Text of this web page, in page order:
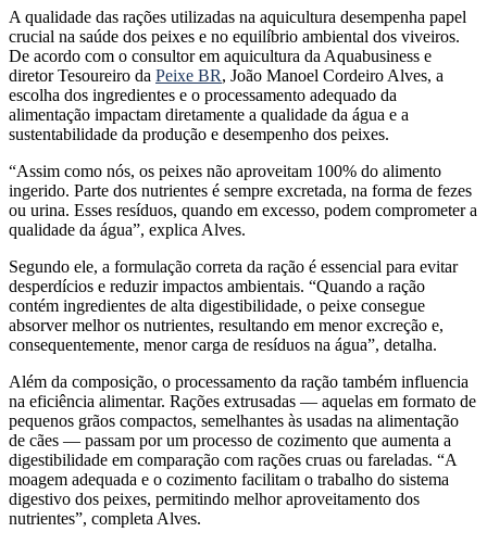
A qualidade das rações utilizadas na aquicultura desempenha papel
crucial na saúde dos peixes e no equilíbrio ambiental dos viveiros.
De acordo com o consultor em aquicultura da Aquabusiness e
diretor Tesoureiro da Peixe BR, João Manoel Cordeiro Alves, a
escolha dos ingredientes e o processamento adequado da
alimentação impactam diretamente a qualidade da água e a
sustentabilidade da produção e desempenho dos peixes.
“Assim como nós, os peixes não aproveitam 100% do alimento
ingerido. Parte dos nutrientes é sempre excretada, na forma de fezes
ou urina. Esses resíduos, quando em excesso, podem comprometer a
qualidade da água”, explica Alves.
Segundo ele, a formulação correta da ração é essencial para evitar
desperdícios e reduzir impactos ambientais. “Quando a ração
contém ingredientes de alta digestibilidade, o peixe consegue
absorver melhor os nutrientes, resultando em menor excreção e,
consequentemente, menor carga de resíduos na água”, detalha.
Além da composição, o processamento da ração também influencia
na eficiência alimentar. Rações extrusadas — aquelas em formato de
pequenos grãos compactos, semelhantes às usadas na alimentação
de cães — passam por um processo de cozimento que aumenta a
digestibilidade em comparação com rações cruas ou fareladas. “A
moagem adequada e o cozimento facilitam o trabalho do sistema
digestivo dos peixes, permitindo melhor aproveitamento dos
nutrientes”, completa Alves.